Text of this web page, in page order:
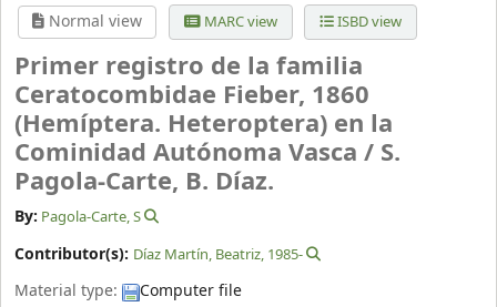
Normal view MARC view ISBD view
Primer registro de la familia
Ceratocombidae Fieber, 1860
(Hemíptera. Heteroptera) en la
Cominidad Autónoma Vasca / S.
Pagola-Carte, B. Díaz.
By: Pagola-Carte, S
Contributor(s): Díaz Martín, Beatriz, 1985-
Material type:
Computer file